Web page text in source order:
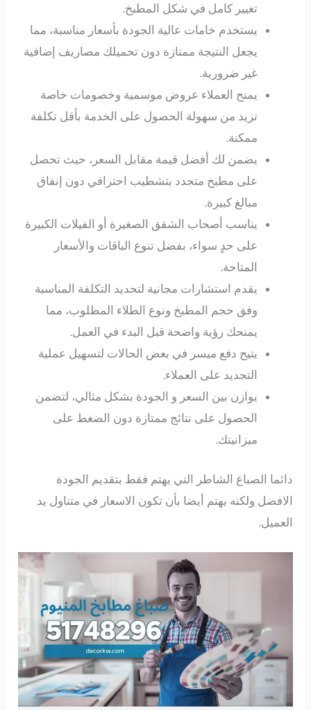
تغيير كامل في شكل المطبخ.
يستخدم خامات عالية الجودة بأسعار مناسبة، مما
يجعل النتيجة ممتازة دون تحميلك مصاريف إضافية
غير ضرورية.
يمنح العملاء عروض موسمية وخصومات خاصة
تزيد من سهولة الحصول على الخدمة بأقل تكلفة
ممكنة.
يضمن لك أفضل قيمة مقابل السعر، حيث تحصل
على مطبخ متجدد بتشطيب احترافي دون إنفاق
مبالغ كبيرة.
يناسب أصحاب الشقق الصغيرة أو الفيلات الكبيرة
على حدٍ سواء، بفضل تنوع الباقات والأسعار
المتاحة.
يقدم استشارات مجانية لتحديد التكلفة المناسبة
وفق حجم المطبخ ونوع الطلاء المطلوب، مما
يمنحك رؤية واضحة قبل البدء في العمل.
يتيح دفع ميسر في بعض الحالات لتسهيل عملية
التجديد على العملاء.
يوازن بين السعر و الجودة بشكل مثالي، لتضمن
الحصول على نتائج ممتازة دون الضغط على
ميزانيتك.
دائما الصباغ الشاطر التي يهتم فقط بتقديم الجودة
الافضل ولكنه يهتم أيضا بأن تكون الاسعار في متناول يد
العميل.